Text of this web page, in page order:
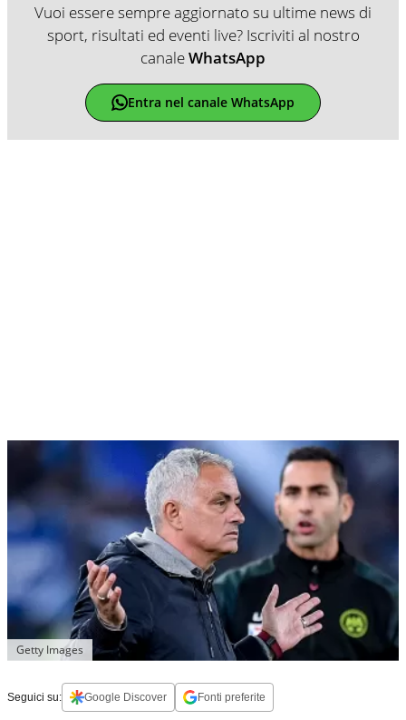
Vuoi essere sempre aggiornato su ultime news di
sport, risultati ed eventi live? Iscriviti al nostro
canaleWhatsApp
Entra nel canale WhatsApp
Getty Images
Seguici su: Google Discover Fonti preferite